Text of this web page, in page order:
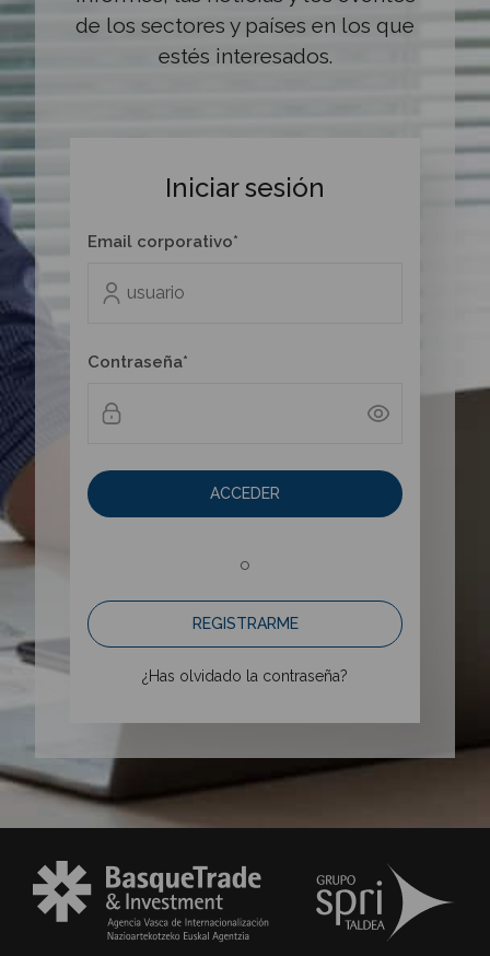
de los sectores y países en los que
estés interesados.
Iniciar sesión
Email corporativo*
Contraseña*
ACCEDER
o
REGISTRARME
¿Has olvidado la contraseña?